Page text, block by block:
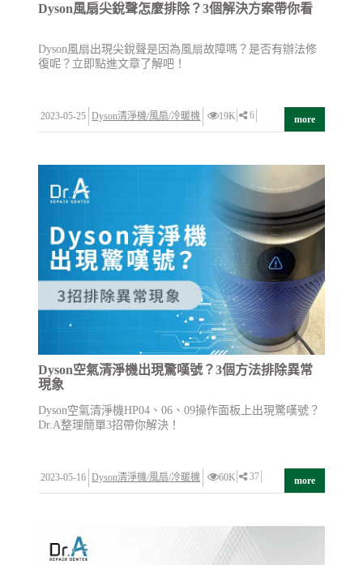
Dyson風扇尖銳聲怎麼排除？3個解決方案帶你看
Dyson風扇出現尖銳聲是因為風扇故障嗎？是否有辦法修
復呢？立即點進文章了解吧！
2023-05-25 Dyson清淨機/風扇/冷暖機 19K 6 more
Dyson空氣清淨機出現驚嘆號？3個方法排除異常
現象
Dyson空氣清淨機HP04、06、09操作面板上出現驚嘆號？
Dr.A整理簡單3招帶你解決！
2023-05-16 Dyson清淨機/風扇/冷暖機 60K 37 more